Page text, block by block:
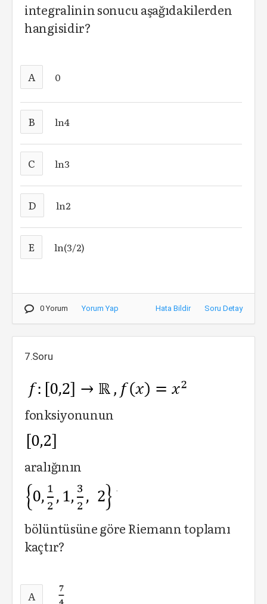
integralinin sonucu aşağıdakilerden
hangisidir?
A 0
B ln4
C ln3
D ln2
E ln(3/2)
0 Yorum Yorum Yap Hata Bildir Soru Detay
7.Soru
fonksiyonunun
aralığının
bölüntüsüne göre Riemann toplamı
kaçtır?
A